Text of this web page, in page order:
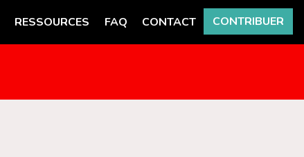
RESSOURCES FAQ CONTACT CONTRIBUER